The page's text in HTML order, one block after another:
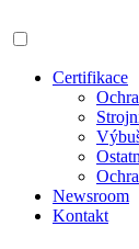
Certifikace
Newsroom
Kontakt